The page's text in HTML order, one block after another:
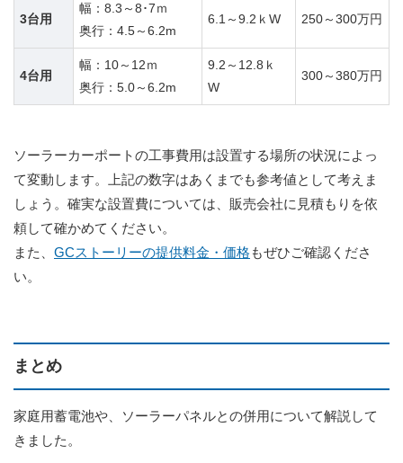
3台用
幅：8.3～8･7ｍ
奥行：4.5～6.2m
6.1～9.2ｋW 250～300万円
4台用
幅：10～12ｍ
奥行：5.0～6.2m
9.2～12.8ｋ
W
300～380万円
ソーラーカーポートの工事費用は設置する場所の状況によっ
て変動します。上記の数字はあくまでも参考値として考えま
しょう。確実な設置費については、販売会社に見積もりを依
頼して確かめてください。
また、 GCストーリーの提供料金・価格 もぜひご確認くださ
い。
まとめ
家庭用蓄電池や、ソーラーパネルとの併用について解説して
きました。